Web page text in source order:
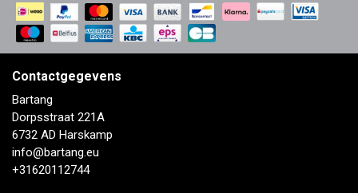
Contactgegevens
Bartang
Dorpsstraat 221A
6732 AD Harskamp
info@bartang.eu
+31620112744